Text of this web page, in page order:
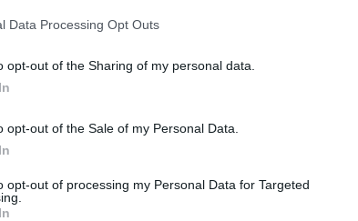
Data Processing Opt Outs
opt-out of the Sharing of my personal data.
opt-out of the Sale of my Personal Data.
opt-out of processing my Personal Data for Targeted
της
και 13 ετών,
ληστείας